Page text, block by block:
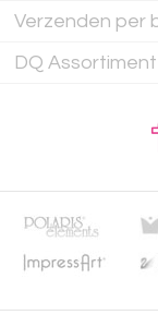
Verzenden per
DQ Assortiment